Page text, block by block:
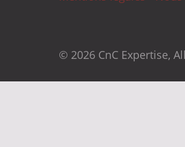
© 2026 CnC Expertise,